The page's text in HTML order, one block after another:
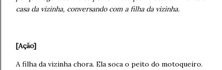
casa da vizinha, conversando com a filha da vizinha.
[Ação]
A filha da vizinha chora. Ela soca o peito do motoqueiro.